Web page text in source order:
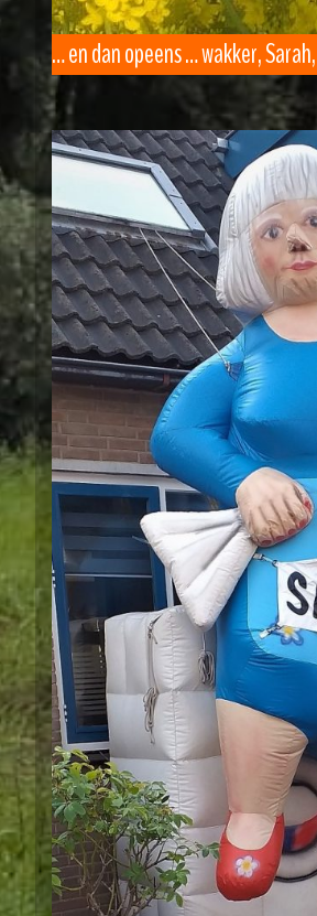
… en dan opeens … wakker,